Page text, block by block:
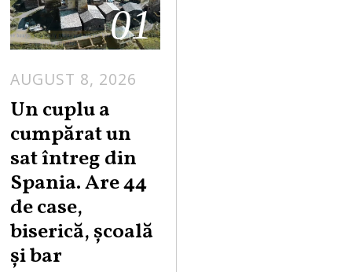
01
AUGUST 8, 2026
Un cuplu a
cumpărat un
sat întreg din
Spania. Are 44
de case,
biserică, școală
și bar